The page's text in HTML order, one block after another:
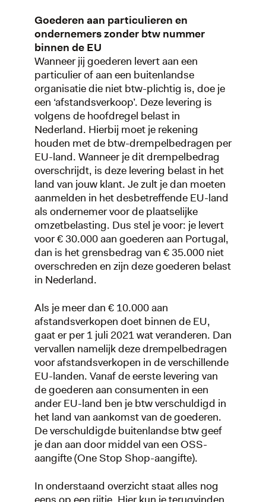
Goederen aan particulieren en
ondernemers zonder btw nummer
binnen de EU
Wanneer jij goederen levert aan een
particulier of aan een buitenlandse
organisatie die niet btw-plichtig is, doe je
een ‘afstandsverkoop’. Deze levering is
volgens de hoofdregel belast in
Nederland. Hierbij moet je rekening
houden met de btw-drempelbedragen per
EU-land. Wanneer je dit drempelbedrag
overschrijdt, is deze levering belast in het
land van jouw klant. Je zult je dan moeten
aanmelden in het desbetreffende EU-land
als ondernemer voor de plaatselijke
omzetbelasting. Dus stel je voor: je levert
voor € 30.000 aan goederen aan Portugal,
dan is het grensbedrag van € 35.000 niet
overschreden en zijn deze goederen belast
in Nederland.
Als je meer dan € 10.000 aan
afstandsverkopen doet binnen de EU,
gaat er per 1 juli 2021 wat veranderen. Dan
vervallen namelijk deze drempelbedragen
voor afstandsverkopen in de verschillende
EU-landen. Vanaf de eerste levering van
de goederen aan consumenten in een
ander EU-land ben je btw verschuldigd in
het land van aankomst van de goederen.
De verschuldigde buitenlandse btw geef
je dan aan door middel van een OSS-
aangifte (One Stop Shop-aangifte).
In onderstaand overzicht staat alles nog